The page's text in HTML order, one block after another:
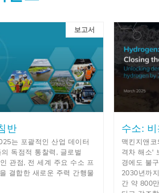
보고서
반
는 포괄적인 산업 데이터
독점적 통찰력, 글로벌
관점, 전 세계 주요 수소 프
결합한 새로운 주력 간행물
수소:
맥킨지앤
격차 해소'
경에도 불
2030년까
간 약 800